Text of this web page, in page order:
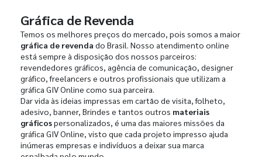
Gráfica de Revenda
Temos os melhores preços do mercado, pois somos a maior
gráfica de revenda do Brasil. Nosso atendimento online
está sempre à disposição dos nossos parceiros:
revendedores gráficos, agência de comunicação, designer
gráfico, freelancers e outros profissionais que utilizam a
gráfica GIV Online como sua parceira.
Dar vida às ideias impressas em cartão de visita, folheto,
adesivo, banner, Brindes e tantos outros materiais
gráficospersonalizados, é uma das maiores missões da
gráfica GIV Online, visto que cada projeto impresso ajuda
inúmeras empresas e indivíduos a deixar sua marca